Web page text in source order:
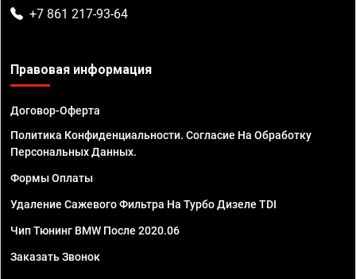
+7 861 217-93-64
Правовая информация
Договор-Оферта
Политика Конфиденциальности. Согласие На Обработку
Персональных Данных.
Формы Оплаты
Удаление Сажевого Фильтра На Турбо Дизеле TDI
Чип Тюнинг BMW После 2020.06
Заказать Звонок